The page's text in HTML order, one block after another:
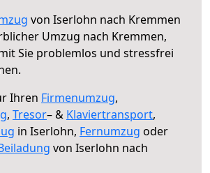
von Iserlohn nach Kremmen
Umzug nach Kremmen,
Sie problemlos und stressfrei
Ihren Firmenumzug,
, Tresor– & Klaviertransport,
in Iserlohn, Fernumzug oder
von Iserlohn nach